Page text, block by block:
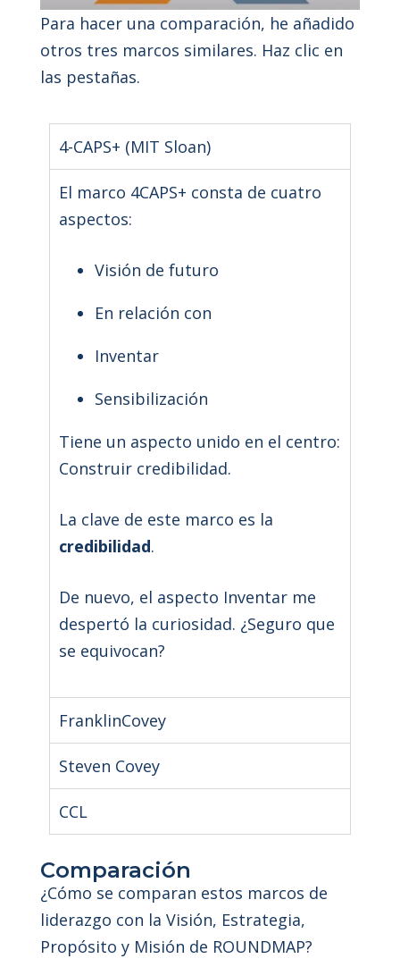
Para hacer una comparación, he añadido
otros tres marcos similares. Haz clic en
las pestañas.
4-CAPS+ (MIT Sloan)
El marco 4CAPS+ consta de cuatro
aspectos:
Visión de futuro
En relación con
Inventar
Sensibilización
Tiene un aspecto unido en el centro:
Construir credibilidad.
La clave de este marco es la
credibilidad.
De nuevo, el aspecto Inventar me
despertó la curiosidad. ¿Seguro que
se equivocan?
FranklinCovey
Steven Covey
CCL
Comparación
¿Cómo se comparan estos marcos de
liderazgo con la Visión, Estrategia,
Propósito y Misión de ROUNDMAP?